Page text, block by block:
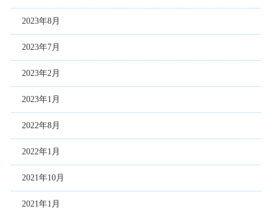
2023年8月
2023年7月
2023年2月
2023年1月
2022年8月
2022年1月
2021年10月
2021年1月